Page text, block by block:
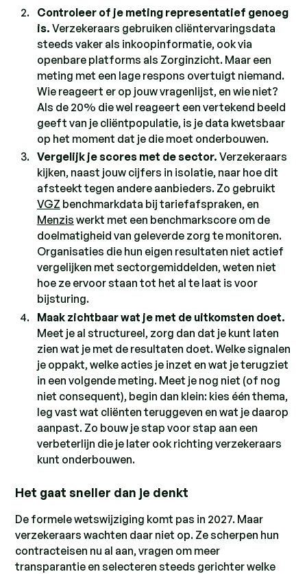
Controleer of je meting representatief genoeg
is. Verzekeraars gebruiken cliëntervaringsdata
steeds vaker als inkoopinformatie, ook via
openbare platforms als Zorginzicht. Maar een
meting met een lage respons overtuigt niemand.
Wie reageert er op jouw vragenlijst, en wie niet?
Als de 20% die wel reageert een vertekend beeld
geeft van je cliëntpopulatie, is je data kwetsbaar
op het moment dat je die moet onderbouwen.
Vergelijk je scores met de sector. Verzekeraars
kijken, naast jouw cijfers in isolatie, naar hoe dit
afsteekt tegen andere aanbieders. Zo gebruikt
VGZ benchmarkdata bij tariefafspraken, en
Menzis werkt met een benchmarkscore om de
doelmatigheid van geleverde zorg te monitoren.
Organisaties die hun eigen resultaten niet actief
vergelijken met sectorgemiddelden, weten niet
hoe ze ervoor staan tot het al te laat is voor
bijsturing.
Maak zichtbaar wat je met de uitkomsten doet.
Meet je al structureel, zorg dan dat je kunt laten
zien wat je met de resultaten doet. Welke signalen
je oppakt, welke acties je inzet en wat je terugziet
in een volgende meting. Meet je nog niet (of nog
niet consequent), begin dan klein: kies één thema,
leg vast wat cliënten teruggeven en wat je daarop
aanpast. Zo bouw je stap voor stap aan een
verbeterlijn die je later ook richting verzekeraars
kunt onderbouwen.
Het gaat sneller dan je denkt
De formele wetswijziging komt pas in 2027. Maar
verzekeraars wachten daar niet op. Ze scherpen hun
contracteisen nu al aan, vragen om meer
transparantie en selecteren steeds gerichter welke